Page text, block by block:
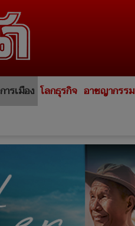
การเมือง โลกธุรกิจ อาชญากรรม